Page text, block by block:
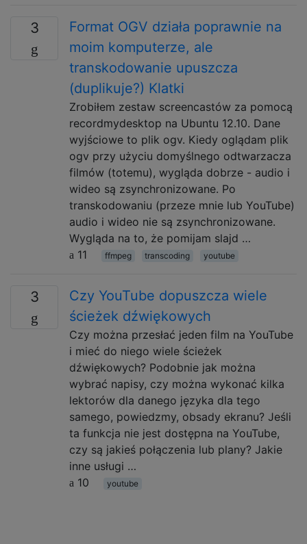
3
Format OGV działa poprawnie na
moim komputerze, ale
transkodowanie upuszcza
(duplikuje?) Klatki
Zrobiłem zestaw screencastów za pomocą
recordmydesktop na Ubuntu 12.10. Dane
wyjściowe to plik ogv. Kiedy oglądam plik
ogv przy użyciu domyślnego odtwarzacza
filmów (totemu), wygląda dobrze - audio i
wideo są zsynchronizowane. Po
transkodowaniu (przeze mnie lub YouTube)
audio i wideo nie są zsynchronizowane.
Wygląda na to, że pomijam slajd …
11
ffmpeg transcoding youtube
3
Czy YouTube dopuszcza wiele
ścieżek dźwiękowych
Czy można przesłać jeden film na YouTube
i mieć do niego wiele ścieżek
dźwiękowych? Podobnie jak można
wybrać napisy, czy można wykonać kilka
lektorów dla danego języka dla tego
samego, powiedzmy, obsady ekranu? Jeśli
ta funkcja nie jest dostępna na YouTube,
czy są jakieś połączenia lub plany? Jakie
inne usługi …
10
youtube